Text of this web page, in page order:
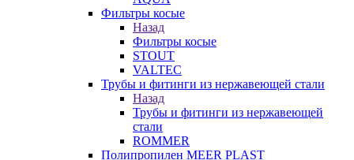
Фильтры косые
Назад
Фильтры косые
STOUT
VALTEC
Трубы и фитинги из нержавеющей стали
Назад
Трубы и фитинги из нержавеющей
стали
ROMMER
Полипропилен MEER PLAST